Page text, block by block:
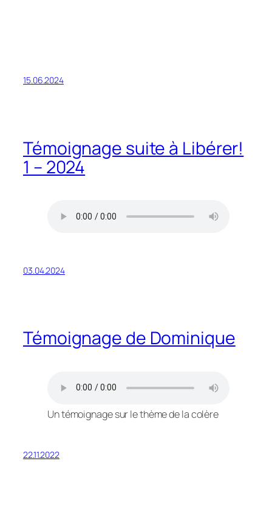
15.06.2024
Témoignage suite à Libérer!
1 – 2024
03.04.2024
Témoignage de Dominique
Un témoignage sur le thème de la colère
22.11.2022